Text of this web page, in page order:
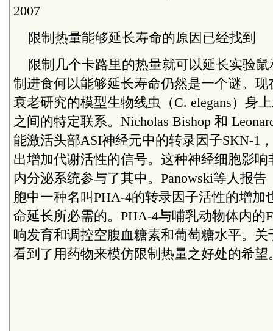
2007
限制热量能够延长寿命的原因已经找到
限制几个卡路里的热量就可以延长实验鼠
制进食何以能够延长寿命仍然是一个谜。
衰老研究的模型生物线虫（C. elegans）身
之间的特定联系。Nicholas Bishop 和
能激活头部ASI神经元中的转录因子SKN-1
出增加代谢活性的信号。这种神经细胞影
内分泌系统参与了其中。Panowski等人报
胞中一种名叫PHA-4的转录因子活性的增
命延长所必需的。PHA-4与哺乳动物体内的
响发育和调控空腹血糖素和葡萄糖水平。
看到了用药物来模仿限制热量之好处的希望